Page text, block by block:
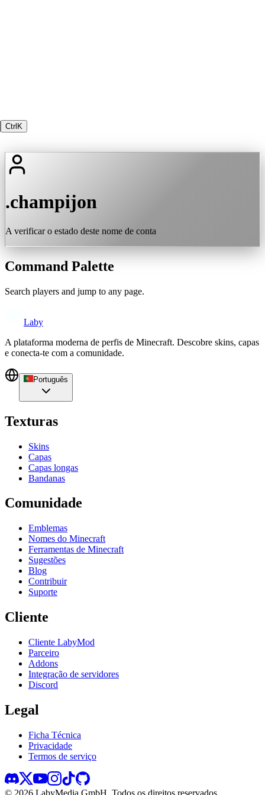
Ctrl K
.champijon
A verificar o estado deste nome de conta
Command Palette
Search players and jump to any page.
Laby
A plataforma moderna de perfis de Minecraft. Descobre skins, capas
e conecta-te com a comunidade.
Português
Texturas
Skins
Capas
Capas longas
Bandanas
Comunidade
Emblemas
Nomes do Minecraft
Ferramentas de Minecraft
Sugestões
Blog
Contribuir
Suporte
Cliente
Cliente LabyMod
Parceiro
Addons
Integração de servidores
Discord
Legal
Ficha Técnica
Privacidade
Termos de serviço
© 2026 LabyMedia GmbH. Todos os direitos reservados.